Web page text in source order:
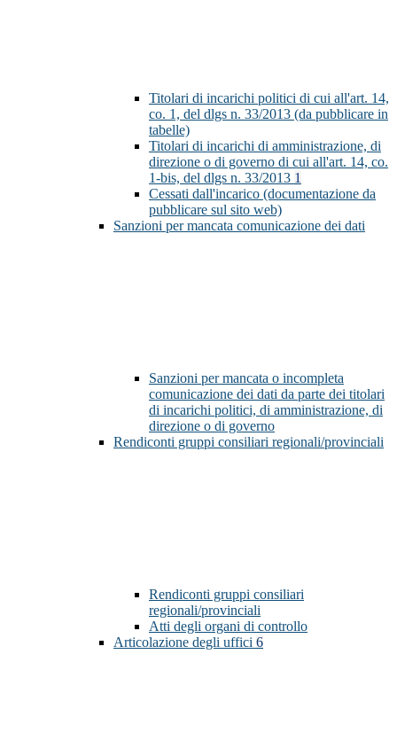
Titolari di incarichi politici di cui all'art. 14,
co. 1, del dlgs n. 33/2013 (da pubblicare in
tabelle)
Titolari di incarichi di amministrazione, di
direzione o di governo di cui all'art. 14, co.
1-bis, del dlgs n. 33/2013 1
Cessati dall'incarico (documentazione da
pubblicare sul sito web)
Sanzioni per mancata comunicazione dei dati
Sanzioni per mancata o incompleta
comunicazione dei dati da parte dei titolari
di incarichi politici, di amministrazione, di
direzione o di governo
Rendiconti gruppi consiliari regionali/provinciali
Rendiconti gruppi consiliari
regionali/provinciali
Atti degli organi di controllo
Articolazione degli uffici 6